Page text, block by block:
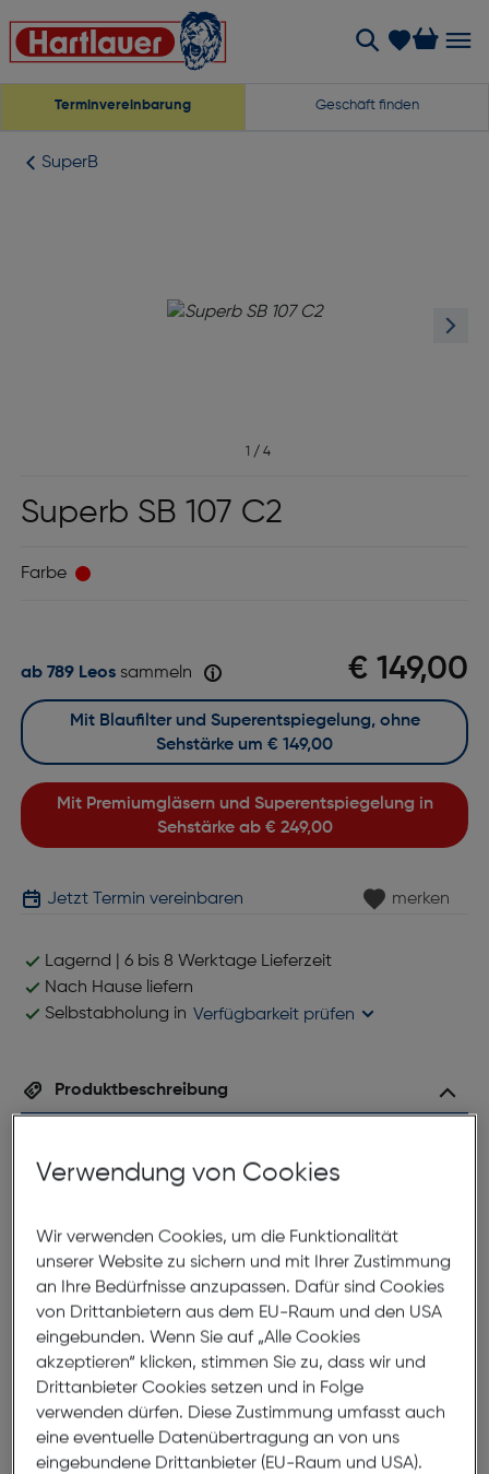
Terminvereinbarung Geschäft finden
SuperB
1 / 4
Superb SB 107 C2
Farbe
€ 149,00
ab 789 Leossammeln
Mit Premiumgläsern und Superentspiegelung in
Sehstärke ab € 249,00
Mit Blaufilter und Superentspiegelung, ohne
Sehstärke um € 149,00
Jetzt Termin vereinbaren merken
Lagernd | 6 bis 8 Werktage Lieferzeit
Nach Hause liefern
Selbstabholung in Verfügbarkeit prüfen
Produktbeschreibung
ArtNr.: 879967976
bestmögliche Anpassfähigkeit sind nur drei
Eigenschaften dieser herrlichen Brillenfassung. Durch
ihre niedrige Silhouette eignet sich diese großartige
Fassung perfekt für Brillenträger die modernes, sowie
sportliches Design mit einer unaufdringlichen Optik
kombinieren möchten.
Abmessungen
Verwendung von Cookies
Wir verwenden Cookies, um die Funktionalität
unserer Website zu sichern und mit Ihrer Zustimmung
an Ihre Bedürfnisse anzupassen. Dafür sind Cookies
von Drittanbietern aus dem EU-Raum und den USA
eingebunden. Wenn Sie auf „Alle Cookies
akzeptieren“ klicken, stimmen Sie zu, dass wir und
Drittanbieter Cookies setzen und in Folge
verwenden dürfen. Diese Zustimmung umfasst auch
eine eventuelle Datenübertragung an von uns
eingebundene Drittanbieter (EU-Raum und USA).